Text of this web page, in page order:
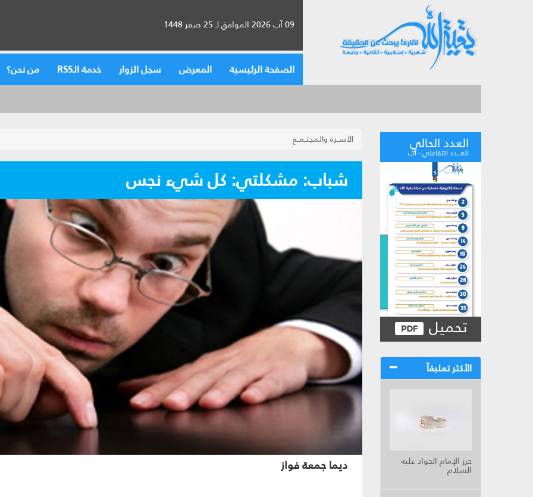
09 آب 2026 الموافق لـ 25 صفر 1448
الصفحة الرئيسية المعرض سجل الزوار خدمة الـRSS من نحن؟
العدد الحالي
العـــدد التفاعلي - آب
تحميل
الأكثر تعليقاً
حرز الإمام الجواد عليه
السلام
الأســرة والـمجتــمــع
شباب: مشكلتي: كل شيء نجس
ديما جمعة فواز